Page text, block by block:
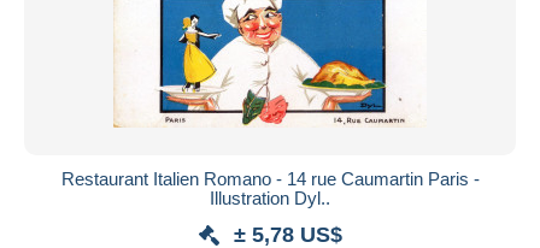
Restaurant Italien Romano - 14 rue Caumartin Paris -
Illustration Dyl..
± 5,78 US$